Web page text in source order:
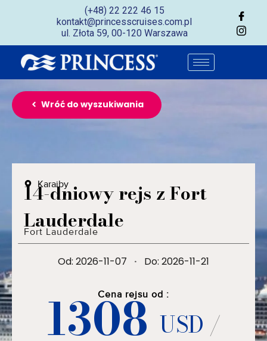
(+48) 22 222 46 15
kontakt@princesscruises.com.pl
ul. Złota 59, 00-120 Warszawa
Wróć do wyszukiwania
Karaiby
14-dniowy rejs z Fort
Lauderdale
Fort Lauderdale
Od: 2026-11-07 · Do: 2026-11-21
Cena rejsu od :
1308USD /